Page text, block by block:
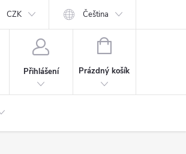
CZK Čeština
Přihlášení
NÁKUPNÍ
Prázdný košík